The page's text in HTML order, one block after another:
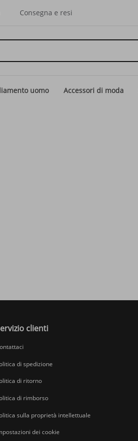
Consegna e resi
uomo Accessori di moda
clienti
di spedizione
di ritorno
di rimborso
sulla proprietà intellettuale
dei cookie